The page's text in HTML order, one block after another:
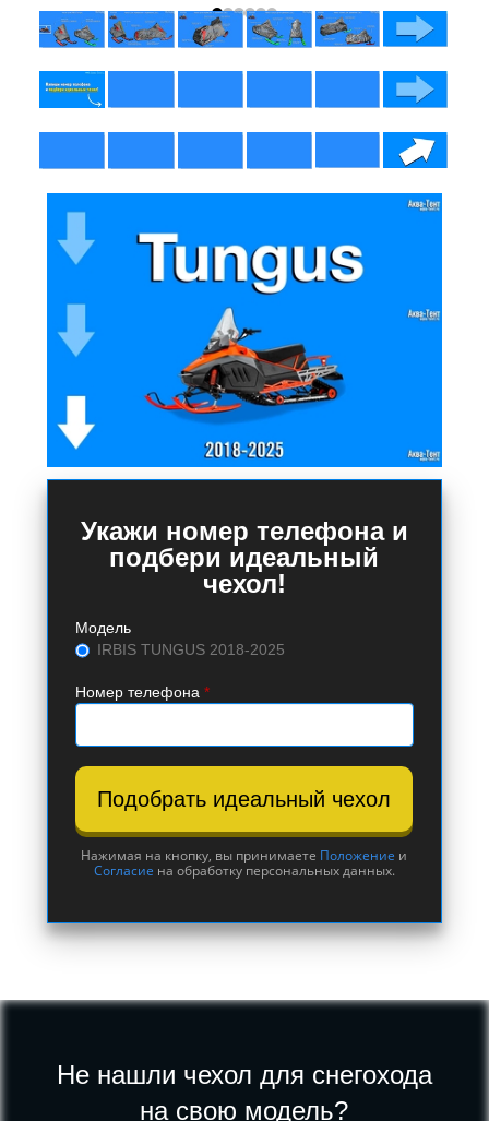
Укажи номер телефона и
подбери идеальный
чехол!
Модель
IRBIS TUNGUS 2018-2025
Номер телефона *
Подобрать идеальный чехол
Нажимая на кнопку, вы принимаете Положение и
Согласие на обработку персональных данных.
Не нашли чехол для снегохода
на свою модель?